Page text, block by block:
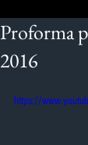
Proforma
2016
https://